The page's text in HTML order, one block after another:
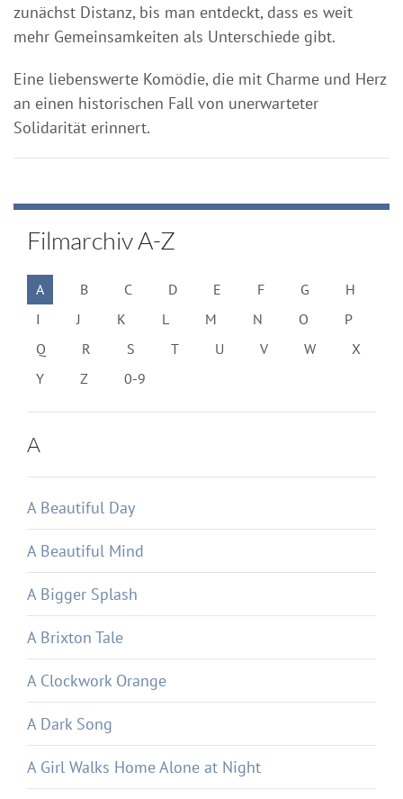
zunächst Distanz, bis man entdeckt, dass es weit
mehr Gemeinsamkeiten als Unterschiede gibt.
Eine liebenswerte Komödie, die mit Charme und Herz
an einen historischen Fall von unerwarteter
Solidarität erinnert.
Filmarchiv A-Z
A B C D E F G
H
I
J K L M N O
P
Q
R S T U V W
X
Y
Z 0-9
A
A Beautiful Day
A Beautiful Mind
A Bigger Splash
A Brixton Tale
A Clockwork Orange
A Dark Song
A Girl Walks Home Alone at Night